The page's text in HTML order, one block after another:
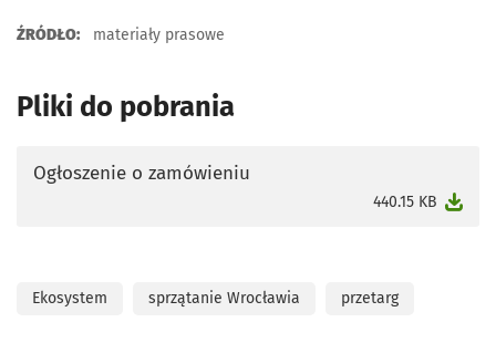
ŹRÓDŁO: materiały prasowe
Pliki do pobrania
Ogłoszenie o zamówieniu
440.15 KB
Ekosystem sprzątanie Wrocławia przetarg